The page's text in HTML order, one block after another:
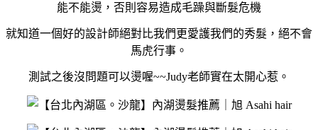
能不能燙，否則容易造成毛躁與斷髮危機
就知道一個好的設計師絕對比我們更愛護我們的秀髮，絕不會
馬虎行事。
測試之後沒問題可以燙喔~~Judy老師實在太開心惹。